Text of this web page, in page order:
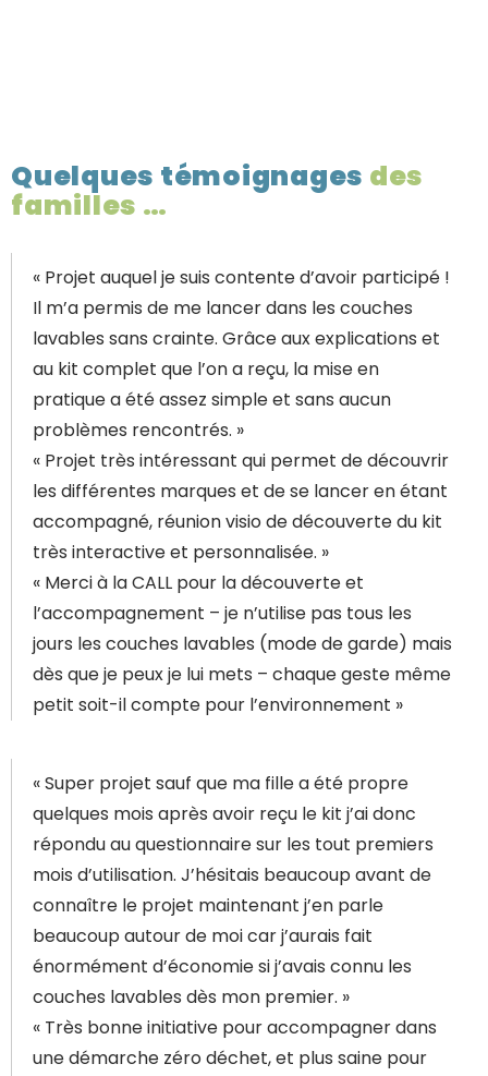
Quelques témoignages des
familles …
« Projet auquel je suis contente d’avoir participé !
Il m’a permis de me lancer dans les couches
lavables sans crainte. Grâce aux explications et
au kit complet que l’on a reçu, la mise en
pratique a été assez simple et sans aucun
problèmes rencontrés. »
« Projet très intéressant qui permet de découvrir
les différentes marques et de se lancer en étant
accompagné, réunion visio de découverte du kit
très interactive et personnalisée. »
« Merci à la CALL pour la découverte et
l’accompagnement – je n’utilise pas tous les
jours les couches lavables (mode de garde) mais
dès que je peux je lui mets – chaque geste même
petit soit-il compte pour l’environnement »
« Super projet sauf que ma fille a été propre
quelques mois après avoir reçu le kit j’ai donc
répondu au questionnaire sur les tout premiers
mois d’utilisation. J’hésitais beaucoup avant de
connaître le projet maintenant j’en parle
beaucoup autour de moi car j’aurais fait
énormément d’économie si j’avais connu les
couches lavables dès mon premier. »
« Très bonne initiative pour accompagner dans
une démarche zéro déchet, et plus saine pour